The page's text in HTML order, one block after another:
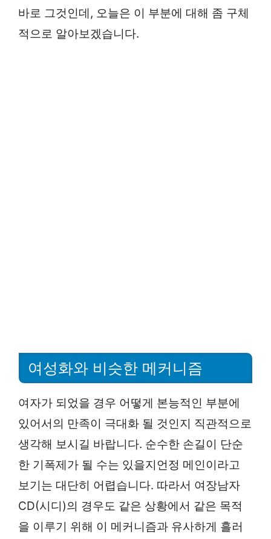
바로 그것인데, 오늘은 이 부분에 대해 좀 구체
적으로 알아보겠습니다.
여성화와 비슷한 메커니즘
여자가 되었을 경우 어떻게 본능적인 부분에
있어서의 만족이 극대화 될 것인지 직관적으로
생각해 보시길 바랍니다. 순수한 손길이 단순
한 기폭제가 될 수는 있을지언정 메인이라고
보기는 대단히 어렵습니다. 따라서 여장남자
CD(시디)의 경우도 같은 상황에서 같은 목적
을 이루기 위해 이 메커니즘과 유사하게 흘러